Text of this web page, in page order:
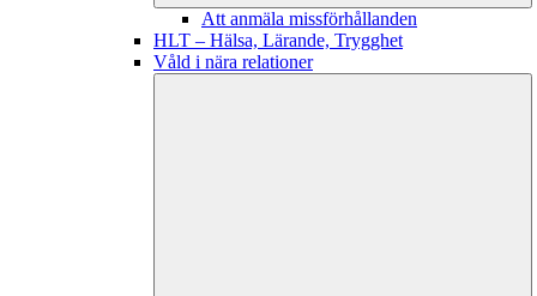
Att anmäla missförhållanden
HLT – Hälsa, Lärande, Trygghet
Våld i nära relationer